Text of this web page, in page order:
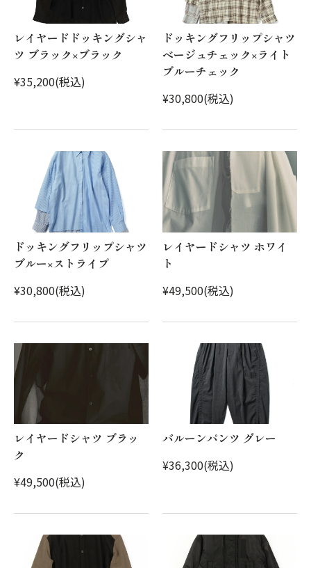
レイヤードドッキングシャ
ツ ブラック×ブラック
¥35,200(税込)
ドッキングフリップシャツ
ベージュチェック×ライト
ブルーチェック
¥30,800(税込)
ドッキングフリップシャツ
ブルー×ストライプ
¥30,800(税込)
レイヤードシャツ ホワイ
ト
¥49,500(税込)
レイヤードシャツ ブラッ
ク
¥49,500(税込)
バルーンパンツ グレー
¥36,300(税込)